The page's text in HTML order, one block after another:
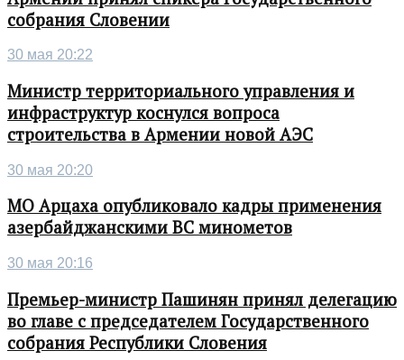
собрания Словении
30 мая 20:22
Министр территориального управления и
инфраструктур коснулся вопроса
строительства в Армении новой АЭС
30 мая 20:20
МО Арцаха опубликовало кадры применения
азербайджанскими ВС минометов
30 мая 20:16
Премьер-министр Пашинян принял делегацию
во главе с председателем Государственного
собрания Республики Словения